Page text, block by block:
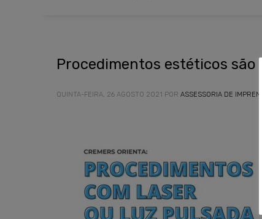
Procedimentos estéticos são
QUINTA-FEIRA, 26 AGOSTO 2021 POR ASSESSORIA DE